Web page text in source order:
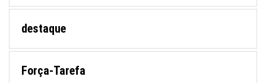
destaque
Força-Tarefa